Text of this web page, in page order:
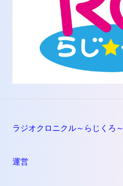
ラジオクロニクル～らじくろ～
運営